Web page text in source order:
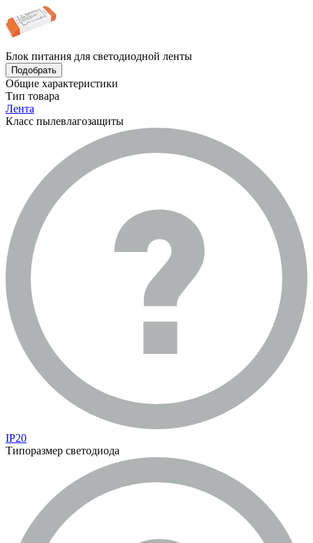
Блок питания для светодиодной ленты
Подобрать
Общие характеристики
Тип товара
Лента
Класс пылевлагозащиты
IP20
Типоразмер светодиода